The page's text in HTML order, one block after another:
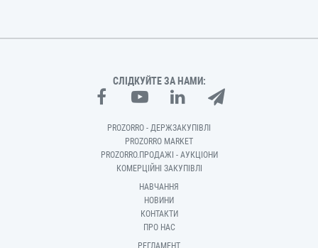
СЛІДКУЙТЕ ЗА НАМИ:
PROZORRO - ДЕРЖЗАКУПІВЛІ
PROZORRO MARKET
PROZORRO.ПРОДАЖІ - АУКЦІОНИ
КОМЕРЦІЙНІ ЗАКУПІВЛІ
НАВЧАННЯ
НОВИНИ
КОНТАКТИ
ПРО НАС
РЕГЛАМЕНТ